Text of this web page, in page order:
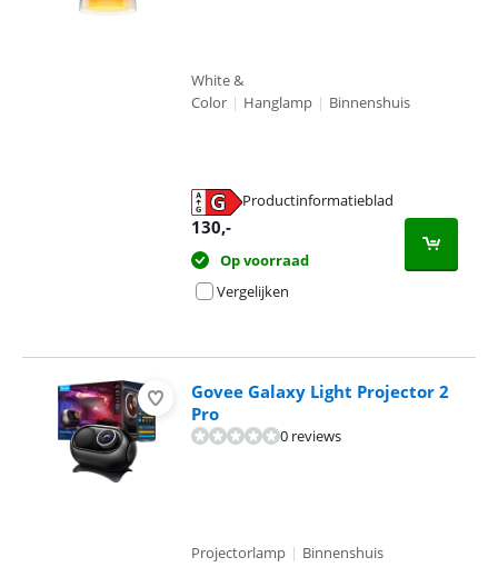
White &
Color | Hanglamp | Binnenshuis
Productinformatieblad
130,-
Op voorraad
Vergelijken
Govee Galaxy Light Projector 2
Pro
0 reviews
Projectorlamp | Binnenshuis